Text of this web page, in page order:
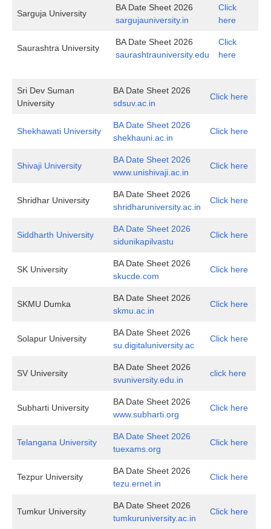
Sarguja University
BA Date Sheet 2026
sargujauniversity.in
Click
here
Saurashtra University
BA Date Sheet 2026
saurashtrauniversity.edu
Click
here
Sri Dev Suman
University
BA Date Sheet 2026
sdsuv.ac.in
Click here
Shekhawati University
BA Date Sheet 2026
shekhauni.ac.in
Click here
Shivaji University
BA Date Sheet 2026
www.unishivaji.ac.in
Click here
Shridhar University
BA Date Sheet 2026
shridharuniversity.ac.in
Click here
Siddharth University
BA Date Sheet 2026
sidunikapilvastu
Click here
SK University
BA Date Sheet 2026
skucde.com
Click here
SKMU Dumka
BA Date Sheet 2026
skmu.ac.in
Click here
Solapur University
BA Date Sheet 2026
su.digitaluniversity.ac
Click here
SV University
BA Date Sheet 2026
svuniversity.edu.in
click here
Subharti University
BA Date Sheet 2026
www.subharti.org
Click here
Telangana University
BA Date Sheet 2026
tuexams.org
Click here
Tezpur University
BA Date Sheet 2026
tezu.ernet.in
Click here
Tumkur University
BA Date Sheet 2026
tumkuruniversity.ac.in
Click here